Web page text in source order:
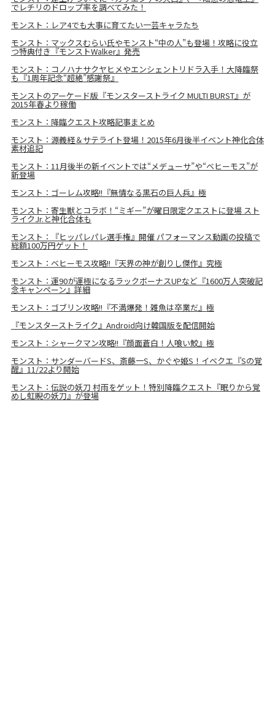
でレチリのドロップ率を調べてみた！
モンスト：レア4でも大事に育てたい一芸キャラたち
モンスト：マックスむらい氏やモンスト“中の人”も登場！攻略に役立
つ特典付き『モンストWalker』発売
モンスト：コノハナサクヤヒメやエンシェントリドラ入手！大降臨祭
も『1周年記念“超絶”感謝祭』
モンストのアーケード版『モンスターストライク MULTI BURST』が
2015年春より稼働
モンスト：降臨クエスト攻略記事まとめ
モンスト：源義経＆サテライト登場！2015年6月後半イベント神化合体
素材追記
モンスト：11月後半の新イベントでは“メデューサ”や“ベヒーモス”が
新登場
モンスト：ゴーレム攻略!!『無情なる黒石の巨人兵』極
モンスト：寄生獣とコラボ！“ミギー”が曜日限定クエストに登場 スト
ライクJr.と神化合体も
モンスト：『ヒッパレパレ選手権』開催 パフォーマンス動画の投稿で
総額100万円ゲット！
モンスト：ベヒーモス攻略!!『天界の神が創りし傑作』究極
モンスト：運90が運極になるラックボーナスUPなど『1600万人突破記
念キャンペーン』詳細
モンスト：ゴブリン攻略!!『不満爆発！雑魚は卒業だ』極
『モンスターストライク』Android向け韓国版を配信開始
モンスト：シャークマン攻略!!『顔面蒼白！人喰い鮫』極
モンスト：サンダーバードS、斎藤一S、かぐや姫S！イベクエ『Sの覚
醒』11/22より開始
モンスト：伝説の妖刀 村雨をゲット！特別降臨クエスト『眠りから覚
めし虹睨の妖刀』が登場